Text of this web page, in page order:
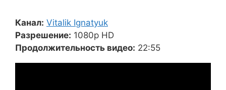
Канал: Vitalik Ignatyuk
Разрешение: 1080p HD
Продолжительность видео: 22:55